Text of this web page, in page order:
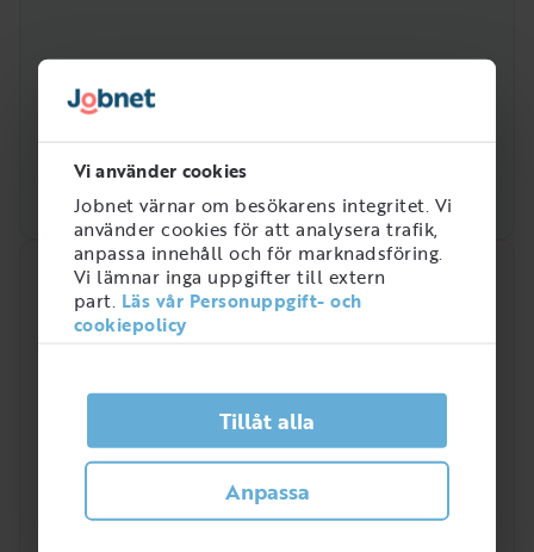
Vi använder cookies
Jobnet värnar om besökarens integritet. Vi
använder cookies för att analysera trafik,
anpassa innehåll och för marknadsföring.
Vi lämnar inga uppgifter till extern
part. Läs vår Personuppgift- och
cookiepolicy
Tillåt alla
Anpassa
Snabbanalys
Efterfrågan på arbetsmarknaden just nu
/5
Vilken lön får man som Begravningsrådgivare?
Lönen för begravnings- och krematoriepersonal